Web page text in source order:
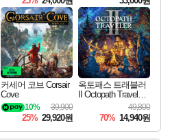
커세어 코브 Corsair
Cove
39,900
10%
25% 29,920원
옥토패스 트래블러
II Octopath Traveler I
49,800
70% 14,940원